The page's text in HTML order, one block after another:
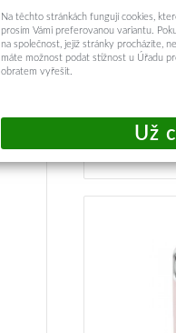
Zadní kryt
Na těchto stránkách fungují cookies,
prosím Vámi preferovanou variantu.
na společnost, jejíž stránky procházíte,
máte možnost podat stížnost u Úřadu
obratem vyřešit.